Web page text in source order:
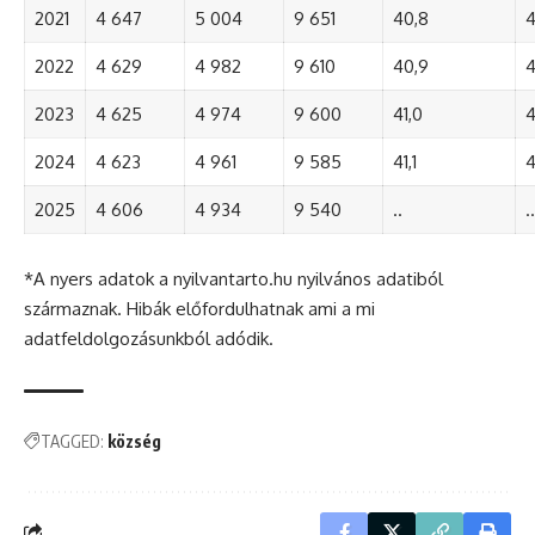
2021 4 647 5 004 9 651 40,8
2022 4 629 4 982 9 610 40,9
2023 4 625 4 974 9 600 41,0
2024 4 623 4 961 9 585 41,1
2025 4 606 4 934 9 540 .. ..
*A nyers adatok a nyilvantarto.hu nyilvános adatiból
származnak. Hibák előfordulhatnak ami a mi
adatfeldolgozásunkból adódik.
TAGGED: község